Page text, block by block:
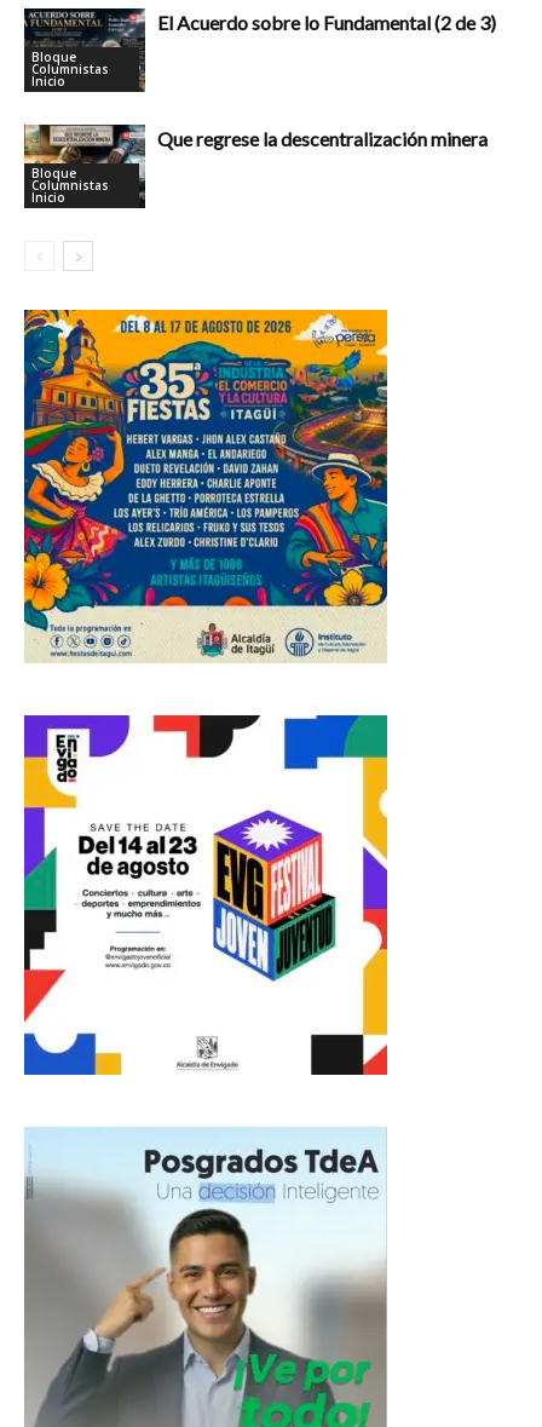
Bloque
Columnistas
Inicio
El Acuerdo sobre lo Fundamental (2 de 3)
Bloque
Columnistas
Inicio
Que regrese la descentralización minera